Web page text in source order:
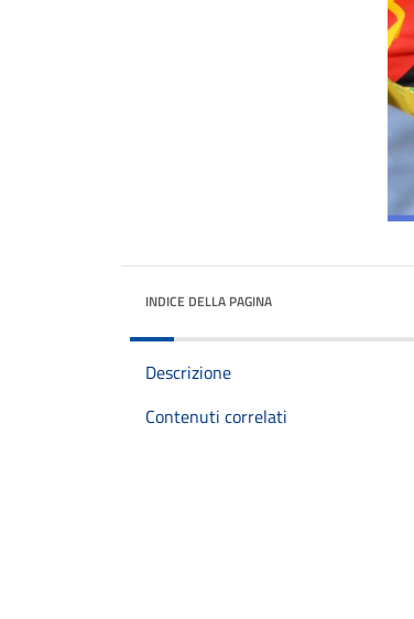
INDICE DELLA PAGINA
Descrizione
Contenuti correlati